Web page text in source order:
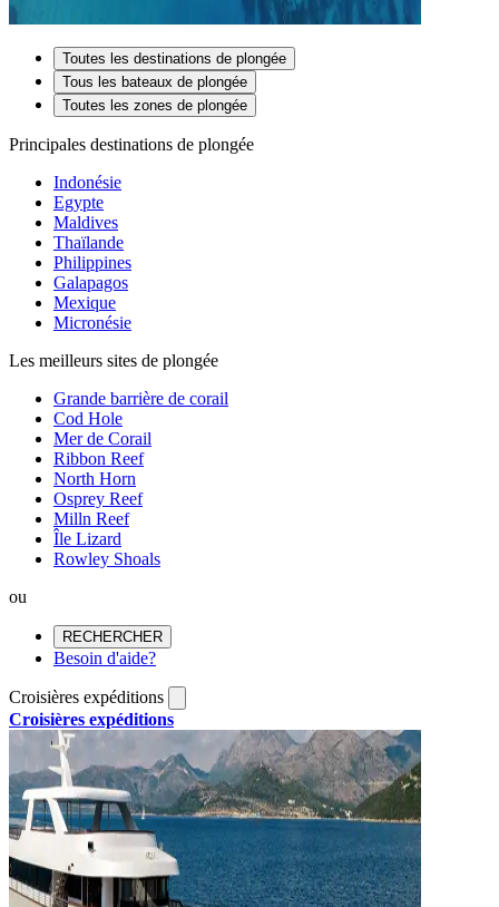
Toutes les destinations de plongée
Tous les bateaux de plongée
Toutes les zones de plongée
Principales destinations de plongée
Indonésie
Egypte
Maldives
Thaïlande
Philippines
Galapagos
Mexique
Micronésie
Les meilleurs sites de plongée
Grande barrière de corail
Cod Hole
Mer de Corail
Ribbon Reef
North Horn
Osprey Reef
Milln Reef
Île Lizard
Rowley Shoals
ou
RECHERCHER
Besoin d'aide?
Croisières expéditions
Croisières expéditions